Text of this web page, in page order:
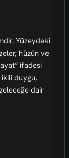
Yüzeydeki
hüzün ve
ifadesi
ikili duygu,
dair